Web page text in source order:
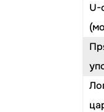
U-